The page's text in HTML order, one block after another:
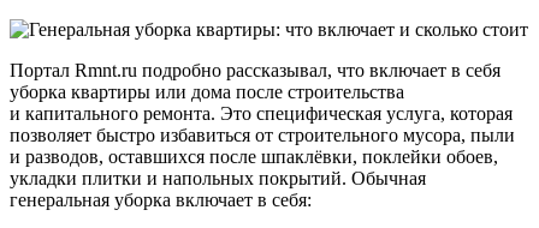
Портал Rmnt.ru подробно рассказывал, что включает в себя
уборка квартиры или дома после строительства
и капитального ремонта. Это специфическая услуга, которая
позволяет быстро избавиться от строительного мусора, пыли
и разводов, оставшихся после шпаклёвки, поклейки обоев,
укладки плитки и напольных покрытий. Обычная
генеральная уборка включает в себя: